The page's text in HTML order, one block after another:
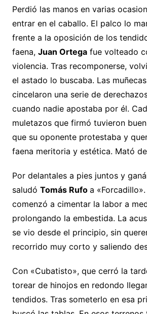
Perdió las manos en varias
entrar en el caballo. El palco lo
frente a la oposición de los
faena, Juan Ortegafue volteado
violencia. Tras recomponerse,
el astado lo buscaba. Las
cincelaron una serie de
cuando nadie apostaba por él.
muletazos que firmó tuvieron
que su oponente protestaba y
faena meritoria y estética. Mató
Por delantales a pies juntos y
saludó Tomás Rufo a
comenzó a cimentar la labor a
prolongando la embestida. La
se vio desde el principio, sin
recorrido muy corto y saliendo
Con «Cubatisto», que cerró la
torear de hinojos en redondo
tendidos. Tras someterlo en esa